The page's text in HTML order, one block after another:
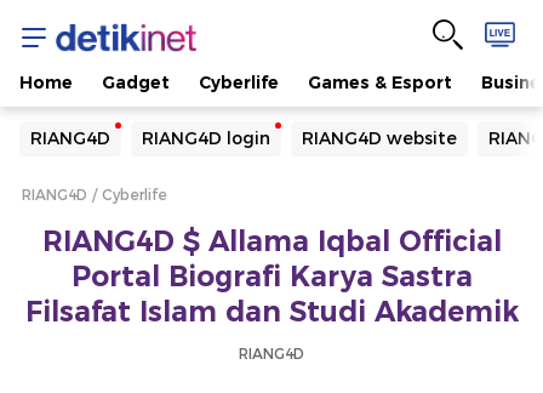
Home Gadget Cyberlife Games & Esport
RIANG4D RIANG4D login RIANG4D website
Yang sedang ramai dicari
Loading...
Loading...
RIANG4D Cyberlife
RIANG4D $ Allama Iqbal Official
Portal Biografi Karya Sastra
Filsafat Islam dan Studi Akademik
RIANG4D